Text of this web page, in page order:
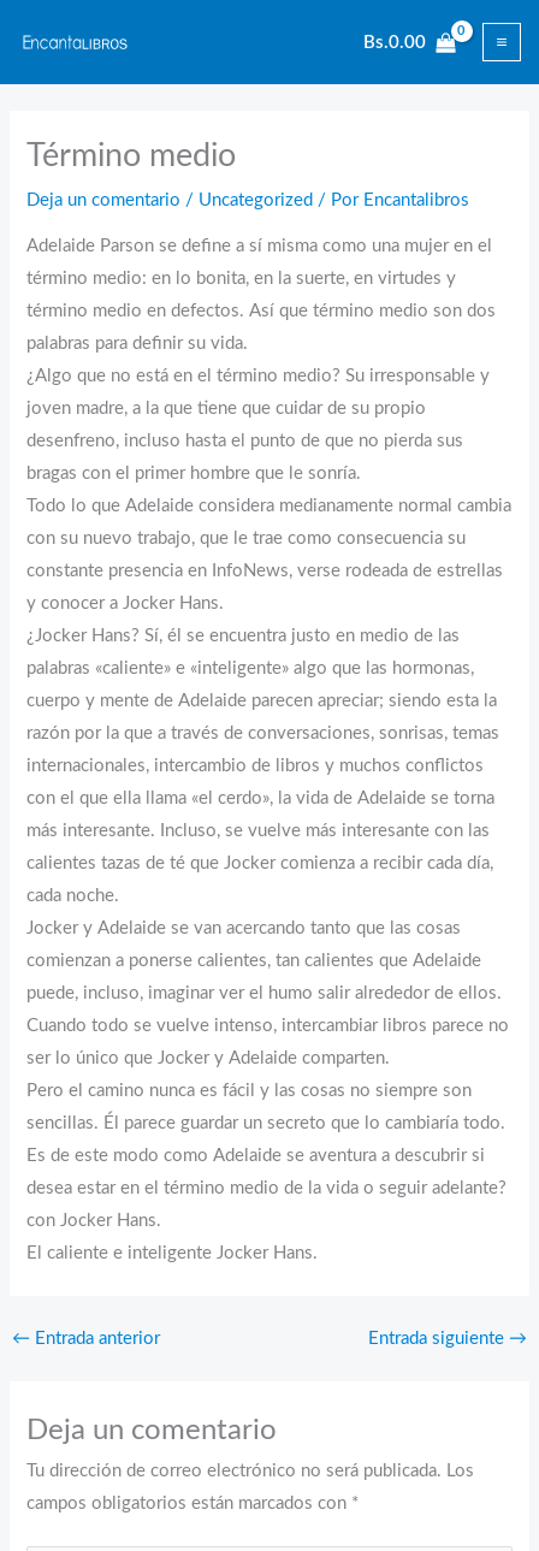
contenido
Bs.0.00
Término medio
Deja un comentario / Uncategorized / Por Encantalibros
Adelaide Parson se define a sí misma como una mujer en el
término medio: en lo bonita, en la suerte, en virtudes y
término medio en defectos. Así que término medio son dos
palabras para definir su vida.
¿Algo que no está en el término medio? Su irresponsable y
joven madre, a la que tiene que cuidar de su propio
desenfreno, incluso hasta el punto de que no pierda sus
bragas con el primer hombre que le sonría.
Todo lo que Adelaide considera medianamente normal cambia
con su nuevo trabajo, que le trae como consecuencia su
constante presencia en InfoNews, verse rodeada de estrellas
y conocer a Jocker Hans.
¿Jocker Hans? Sí, él se encuentra justo en medio de las
palabras «caliente» e «inteligente» algo que las hormonas,
cuerpo y mente de Adelaide parecen apreciar; siendo esta la
razón por la que a través de conversaciones, sonrisas, temas
internacionales, intercambio de libros y muchos conflictos
con el que ella llama «el cerdo», la vida de Adelaide se torna
más interesante. Incluso, se vuelve más interesante con las
calientes tazas de té que Jocker comienza a recibir cada día,
cada noche.
Jocker y Adelaide se van acercando tanto que las cosas
comienzan a ponerse calientes, tan calientes que Adelaide
puede, incluso, imaginar ver el humo salir alrededor de ellos.
Cuando todo se vuelve intenso, intercambiar libros parece no
ser lo único que Jocker y Adelaide comparten.
Pero el camino nunca es fácil y las cosas no siempre son
sencillas. Él parece guardar un secreto que lo cambiaría todo.
Es de este modo como Adelaide se aventura a descubrir si
desea estar en el término medio de la vida o seguir adelante?
con Jocker Hans.
El caliente e inteligente Jocker Hans.
← Entrada anterior Entrada siguiente →
Deja un comentario
Tu dirección de correo electrónico no será publicada. Los
campos obligatorios están marcados con *